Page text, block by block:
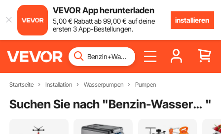
VEVOR App herunterladen
5,00€ Rabatt ab99,00€ auf deine
ersten 3 App-Bestellungen.
installieren
Startseite Installation Wasserpumpen Pumpen
Suchen Sie nach " Benzin-Wasserpumpe "